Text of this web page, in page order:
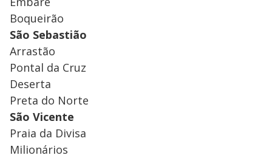
Boqueirão
São Sebastião
Arrastão
Pontal da Cruz
Deserta
Preta do Norte
São Vicente
Praia da Divisa
Milionários